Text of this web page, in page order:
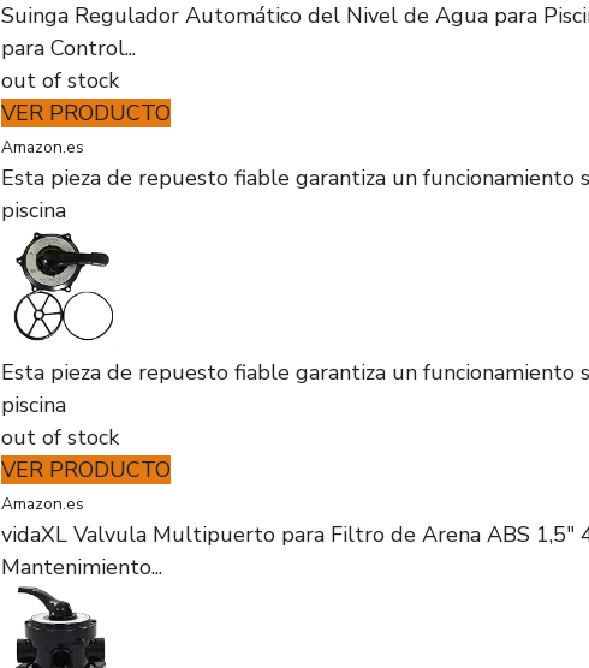
Suinga Regulador Automático del Nivel de Agua para
para Control...
out of stock
VER PRODUCTO
Amazon.es
Esta pieza de repuesto fiable garantiza un funcionamiento
piscina
Esta pieza de repuesto fiable garantiza un funcionamiento
piscina
out of stock
VER PRODUCTO
Amazon.es
vidaXL Valvula Multipuerto para Filtro de Arena ABS 1,5"
Mantenimiento...